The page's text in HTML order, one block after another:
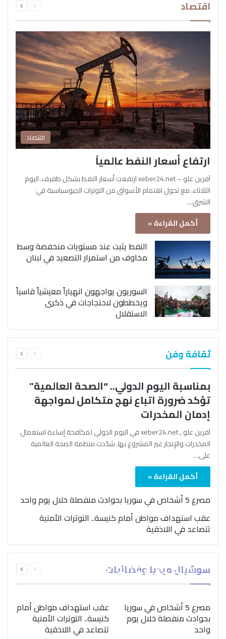
اقتصاد الصفحةالصفحة
اقتصاد
ارتفاع أسعار النفط عالمياً
آفرين علو – xeber24.net ارتفعت أسعار النفط بشكل طفيف، اليوم
الثلاثاء، مع تحول اهتمام الأسواق من التوترات الجيوسياسية في
الشرق…
أكمل القراءة »
النفط يثبت عند مستويات منخفضة وسط
مخاوف من استمرار التصعيد في لبنان
السوريون يواجهون انهياراً معيشياً قاسياً
ويخططون لاحتجاجات في ذكرى
الاستقلال
ثقافة وفن الصفحةالصفحة
بمناسبة اليوم الدولي.. “الصحة العالمية”
تؤكد ضرورة اتباع نهج متكامل لمواجهة
إدمان المخدرات
آفرين علو ـ xeber24.net في اليوم الدولي لمكافحة إساءة استعمال
المخدرات والإتجار غير المشروع بها، شدّدت منظمة الصحة العالمية
على…
أكمل القراءة »
مصرع 5 أشخاص في سوريا بحوادث منفصلة خلال يوم واحد
عقب استهداف مواطن أمام كنيسة.. التوترات الأمنية
تتصاعد في اللاذقية
سوشيال ميديا وفضائيات الصفحةالصفحة
بمناسبة اليوم الدولي..
“الصحة العالمية” تؤكد
ضرورة اتباع نهج متكامل
لمواجهة إدمان المخدرات
مصرع 5 أشخاص في سوريا
بحوادث منفصلة خلال يوم
واحد
عقب استهداف مواطن أمام
كنيسة.. التوترات الأمنية
تتصاعد في اللاذقية